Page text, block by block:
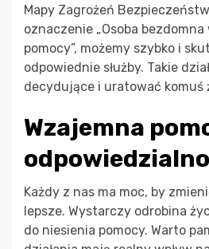
Mapy Zagrożeń
oznaczenie „Osoba
pomocy”, możemy szybko i
odpowiednie służby. Takie
decydujące i uratować komuś
Wzajemna
Każdy z nas ma moc, by
lepsze. Wystarczy odrobina
do niesienia pomocy. Warto